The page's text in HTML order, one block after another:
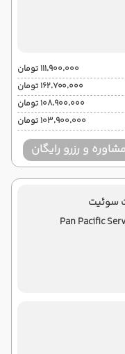
۱۱۱٬۹۰۰٬۰۰۰ تومان
۱۶۲٬۷۰۰٬۰۰۰ تومان
۱۰۸٬۹۰۰٬۰۰۰ تومان
۱۰۳٬۹۰۰٬۰۰۰ تومان
مشاوره و رزرو رایگان
سوئیت
Pan Pacific